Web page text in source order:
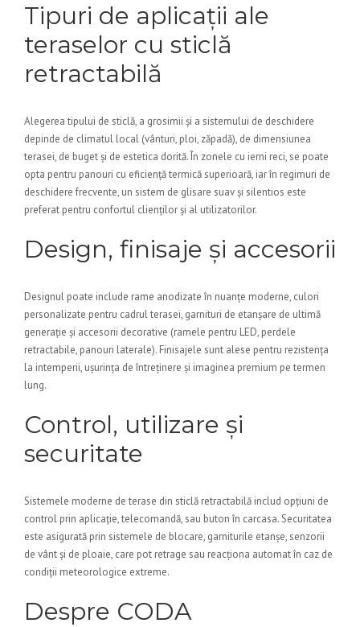
Tipuri de aplicații ale
teraselor cu sticlă
retractabilă
Alegerea tipului de sticlă, a grosimii și a sistemului de deschidere
depinde de climatul local (vânturi, ploi, zăpadă), de dimensiunea
terasei, de buget și de estetica dorită. În zonele cu ierni reci, se poate
opta pentru panouri cu eficiență termică superioară, iar în regimuri de
deschidere frecvente, un sistem de glisare suav și silentios este
preferat pentru confortul clienților și al utilizatorilor.
Design, finisaje și accesorii
Designul poate include rame anodizate în nuanțe moderne, culori
personalizate pentru cadrul terasei, garnituri de etanșare de ultimă
generație și accesorii decorative (ramele pentru LED, perdele
retractabile, panouri laterale). Finisajele sunt alese pentru rezistența
la intemperii, ușurința de întreținere și imaginea premium pe termen
lung.
Control, utilizare și
securitate
Sistemele moderne de terase din sticlă retractabilă includ opțiuni de
control prin aplicație, telecomandă, sau buton în carcasa. Securitatea
este asigurată prin sistemele de blocare, garniturile etanșe, senzorii
de vânt și de ploaie, care pot retrage sau reacționa automat în caz de
condiții meteorologice extreme.
Despre CODA